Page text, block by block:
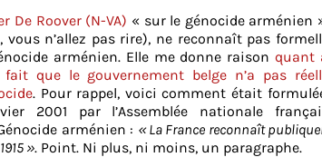
De Roover (N-VA) « sur le génocide arménien
n’allez pas rire), ne reconnaît pas
arménien. Elle me donne raisonquant
que le gouvernement belge n’a pas
. Pour rappel, voici comment était
2001 par l’Assemblée nationale
arménien : « La France reconnaît
». Point. Ni plus, ni moins, un paragraphe.